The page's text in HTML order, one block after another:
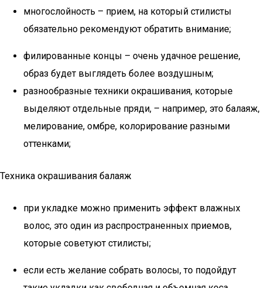
многослойность – прием, на который стилисты
обязательно рекомендуют обратить внимание;
филированные концы – очень удачное решение,
образ будет выглядеть более воздушным;
разнообразные техники окрашивания, которые
выделяют отдельные пряди, – например, это балаяж,
мелирование, омбре, колорирование разными
оттенками;
Техника окрашивания балаяж
при укладке можно применить эффект влажных
волос, это один из распространенных приемов,
которые советуют стилисты;
если есть желание собрать волосы, то подойдут